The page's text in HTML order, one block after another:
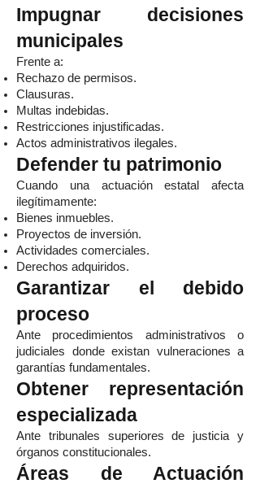
Impugnar decisiones
municipales
Frente a:
Rechazo de permisos.
Clausuras.
Multas indebidas.
Restricciones injustificadas.
Actos administrativos ilegales.
Defender tu patrimonio
Cuando una actuación estatal afecta
ilegítimamente:
Bienes inmuebles.
Proyectos de inversión.
Actividades comerciales.
Derechos adquiridos.
Garantizar el debido
proceso
Ante procedimientos administrativos o
judiciales donde existan vulneraciones a
garantías fundamentales.
Obtener representación
especializada
Ante tribunales superiores de justicia y
órganos constitucionales.
Áreas de Actuación